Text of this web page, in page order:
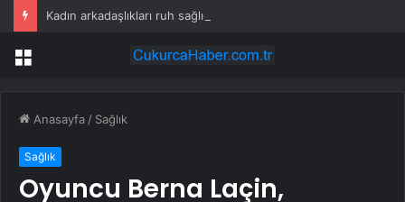
Kadın arkadaşlıkları ruh sağlığını güçlendiriyor
Menü
Anasayfa / Sağlık
Sağlık
Oyuncu Berna Laçin,